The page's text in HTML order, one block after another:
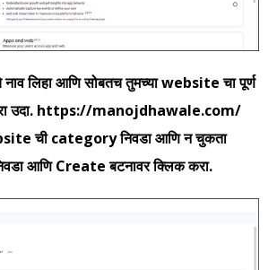
नाव लिहा आणि सोबतच तुमच्या website चा पूर्ण
उदा. https://manojdhawale.com/
ची category निवडा आणि न चुकता
आणि Create बटनावर क्लिक करा.